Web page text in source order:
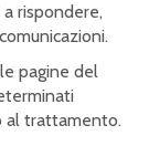
rispondere,
pagine del
al trattamento.